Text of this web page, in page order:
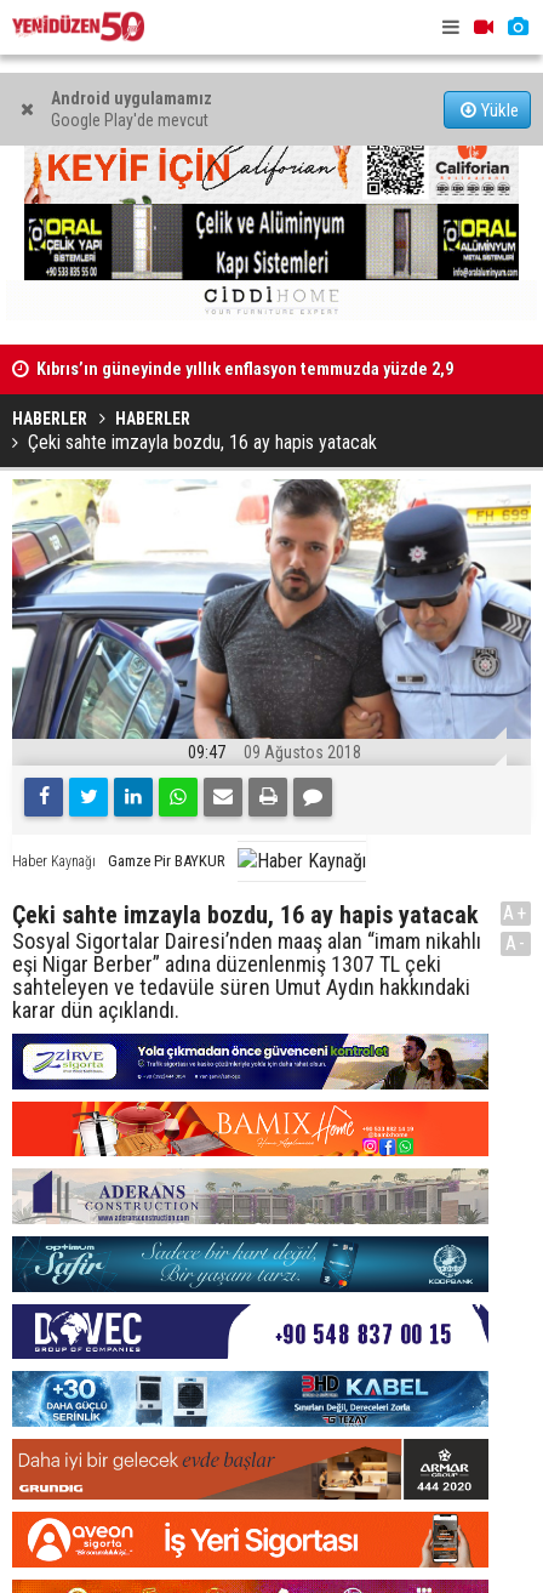
Android uygulamamız
Google Play'de mevcut
Yükle
2,9 Mahkeme binalarına zarar verenler hakkında yasal işlem
başlatıldı
HABERLER HABERLER
Çeki sahte imzayla bozdu, 16 ay hapis yatacak
09:47 09 Ağustos 2018
Haber Kaynağı Gamze Pir BAYKUR
Çeki sahte imzayla bozdu, 16 ay hapis yatacak
Sosyal Sigortalar Dairesi’nden maaş alan “imam nikahlı
eşi Nigar Berber” adına düzenlenmiş 1307 TL çeki
sahteleyen ve tedavüle süren Umut Aydın hakkındaki
karar dün açıklandı.
A+
A-